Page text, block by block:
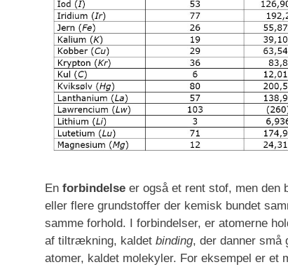
En forbindelse er også et rent stof, men den
eller flere grundstoffer der kemisk bundet
samme forhold. I forbindelser, er atomerne
af tiltrækning, kaldet binding, der danner små
atomer, kaldet molekyler. For eksempel er et